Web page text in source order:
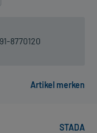
8770120
STADA